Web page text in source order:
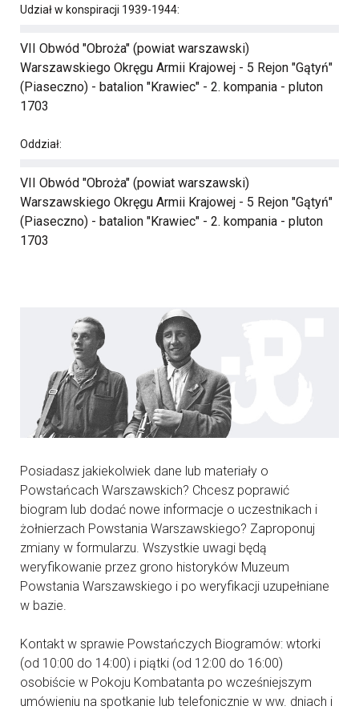
Udział w konspiracji 1939-1944:
VII Obwód "Obroża" (powiat warszawski)
Warszawskiego Okręgu Armii Krajowej - 5 Rejon "Gątyń"
(Piaseczno) - batalion "Krawiec" - 2. kompania - pluton
1703
Oddział:
VII Obwód "Obroża" (powiat warszawski)
Warszawskiego Okręgu Armii Krajowej - 5 Rejon "Gątyń"
(Piaseczno) - batalion "Krawiec" - 2. kompania - pluton
1703
Posiadasz jakiekolwiek dane lub materiały o
Powstańcach Warszawskich? Chcesz poprawić
biogram lub dodać nowe informacje o uczestnikach i
żołnierzach Powstania Warszawskiego? Zaproponuj
zmiany w formularzu. Wszystkie uwagi będą
weryfikowanie przez grono historyków Muzeum
Powstania Warszawskiego i po weryfikacji uzupełniane
w bazie.
Kontakt w sprawie Powstańczych Biogramów: wtorki
(od 10:00 do 14:00) i piątki (od 12:00 do 16:00)
osobiście w Pokoju Kombatanta po wcześniejszym
umówieniu na spotkanie lub telefonicznie w ww. dniach i